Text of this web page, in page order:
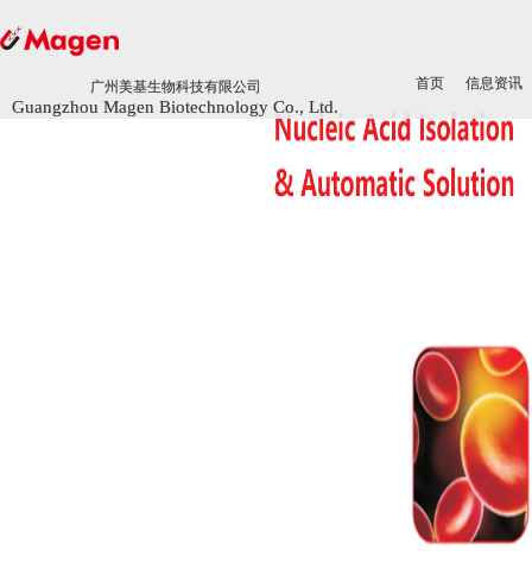
广州美基生物科技有限公司
Guangzhou Magen Biotechnology Co., Ltd.
首页 信息资讯
广州美基生物科技有限公司
Guangzhou Magen Biotechnology Co., Ltd.
首页 信息资讯